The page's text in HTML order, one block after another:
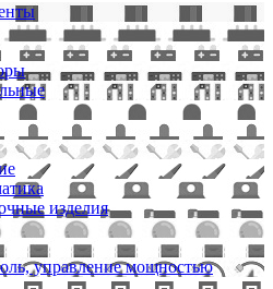
изделия
управление мощностью